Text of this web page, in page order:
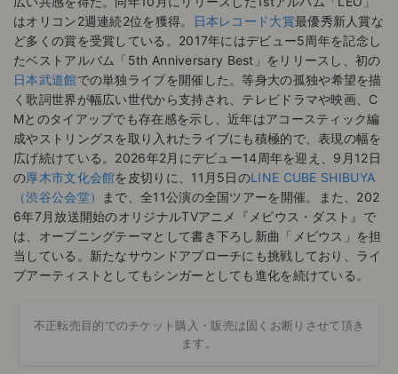
はオリコン2週連続2位を獲得。
日本レコード大賞最優秀新人賞な
ど多くの賞を受賞している。2017年にはデビュー5周年を記念し
たベストアルバム「5th Anniversary Best」をリリースし、初の
日本武道館での単独ライブを開催した。等身大の孤独や希望を描
く歌詞世界が幅広い世代から支持され、テレビドラマや映画、C
Mとのタイアップでも存在感を示し、近年はアコースティック編
成やストリングスを取り入れたライブにも積極的で、表現の幅を
広げ続けている。2026年2月にデビュー14周年を迎え、9月12日
の厚木市文化会館を皮切りに、11月5日のLINE CUBE SHIBUYA
（渋谷公会堂）
まで、全11公演の全国ツアーを開催。また、202
6年7月放送開始のオリジナルTVアニメ『メビウス・ダスト』で
は、オープニングテーマとして書き下ろし新曲「メビウス」を担
当している。新たなサウンドアプローチにも挑戦しており、ライ
ブアーティストとしてもシンガーとしても進化を続けている。
不正転売目的でのチケット購入・販売は固くお断りさせて頂き
ます。